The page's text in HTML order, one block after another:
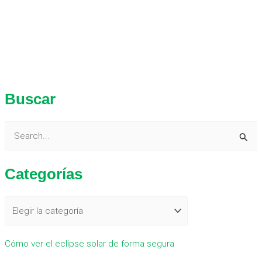
Buscar
s
p
Categorías
Cómo ver el eclipse solar de forma segura